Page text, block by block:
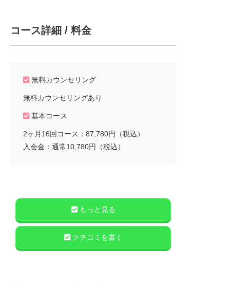
コース詳細 / 料金
無料カウンセリング
無料カウンセリングあり
基本コース
2ヶ月16回コース：87,780円（税込）
入会金：通常10,780円（税込）
もっと見る
クチコミを書く